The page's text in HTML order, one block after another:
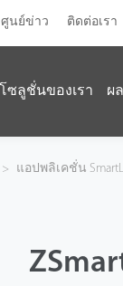
ศูนย์ข่าว ติดต่อเรา
โซลูชั่นของเรา ผ
> แอปพลิเคชั่น